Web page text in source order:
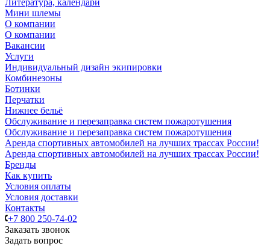
Литература, календари
Мини шлемы
О компании
О компании
Вакансии
Услуги
Индивидуальный дизайн экипировки
Комбинезоны
Ботинки
Перчатки
Нижнее бельё
Обслуживание и перезаправка систем пожаротушения
Обслуживание и перезаправка систем пожаротушения
Аренда спортивных автомобилей на лучших трассах России!
Аренда спортивных автомобилей на лучших трассах России!
Бренды
Как купить
Условия оплаты
Условия доставки
Контакты
+7 800 250-74-02
Заказать звонок
Задать вопрос